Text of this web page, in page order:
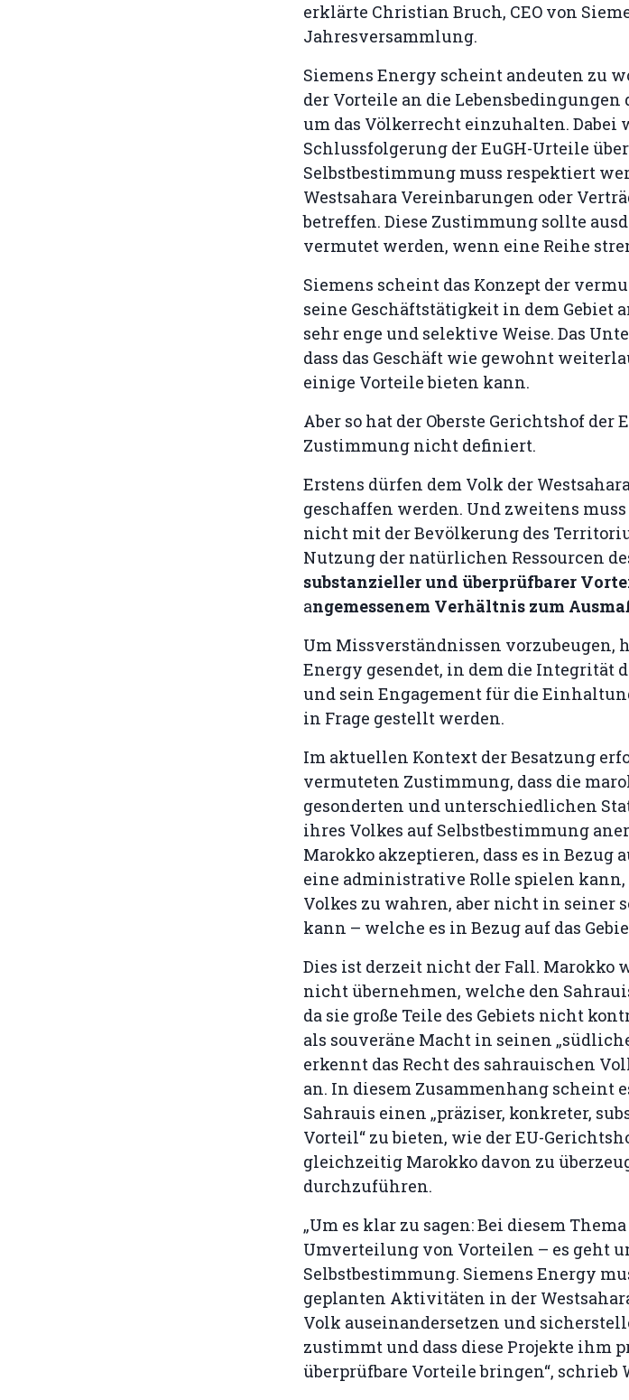
erklärte Christian Bruch, CEO von
Jahresversammlung.
Siemens Energy scheint andeuten zu
der Vorteile an die
um das Völkerrecht einzuhalten.
Schlussfolgerung der EuGH-Urteile
Selbstbestimmung muss respektiert
Westsahara Vereinbarungen oder
betreffen. Diese Zustimmung sollte
vermutet werden, wenn eine Reihe
Siemens scheint das Konzept der
seine Geschäftstätigkeit in dem
sehr enge und selektive Weise. Das
dass das Geschäft wie gewohnt
einige Vorteile bieten kann.
Aber so hat der Oberste Gerichtshof
Zustimmung nicht definiert.
Erstens dürfen dem Volk der
geschaffen werden. Und zweitens
nicht mit der Bevölkerung des
Nutzung der natürlichen Ressourcen
substanzieller und überprüfbarer
angemessenem Verhältnis zum
Um Missverständnissen vorzubeugen,
Energy gesendet, in dem die Integrität
und sein Engagement für die
in Frage gestellt werden.
Im aktuellen Kontext der Besatzung
vermuteten Zustimmung, dass die
gesonderten und unterschiedlichen
ihres Volkes auf Selbstbestimmung
Marokko akzeptieren, dass es in Bezug
eine administrative Rolle spielen kann,
Volkes zu wahren, aber nicht in seiner
kann – welche es in Bezug auf das
Dies ist derzeit nicht der Fall. Marokko
nicht übernehmen, welche den
da sie große Teile des Gebiets nicht
als souveräne Macht in seinen
erkennt das Recht des sahrauischen
an. In diesem Zusammenhang scheint
Sahrauis einen „präziser, konkreter,
Vorteil“ zu bieten, wie der EU-
gleichzeitig Marokko davon zu
durchzuführen.
„Um es klar zu sagen: Bei diesem
Umverteilung von Vorteilen – es geht
Selbstbestimmung. Siemens Energy
geplanten Aktivitäten in der
Volk auseinandersetzen und
zustimmt und dass diese Projekte ihm
überprüfbare Vorteile bringen“, schrieb